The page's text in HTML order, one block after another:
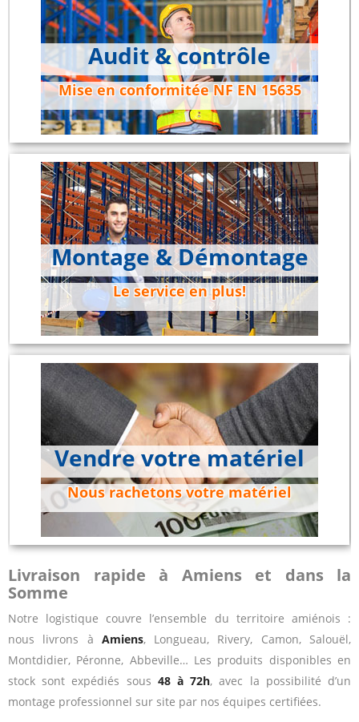
Audit & contrôle
Mise en conformitée NF EN 15635
Montage & Démontage
Le service en plus!
Vendre votre matériel
Nous rachetons votre matériel
Livraison rapide à Amiens et dans la
Somme
Notre logistique couvre l’ensemble du territoire amiénois :
nous livrons à Amiens, Longueau, Rivery, Camon, Salouël,
Montdidier, Péronne, Abbeville… Les produits disponibles en
stock sont expédiés sous 48 à 72h, avec la possibilité d’un
montage professionnel sur site par nos équipes certifiées.